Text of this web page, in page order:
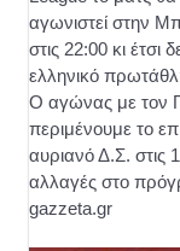
αγωνιστεί στην
στις 22:00 κι έτσι
ελληνικό
Ο αγώνας με τον
περιμένουμε το
αυριανό Δ.Σ. στις
αλλαγές στο
gazzeta.gr